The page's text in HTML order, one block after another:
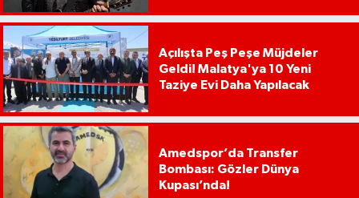
Açılışta Peş Peşe Müjdeler
Geldi! Malatya'ya 10 Yeni
Taziye Evi Daha Yapılacak
Amedspor’da Transfer
Bombası: Gözler Dünya
Kupası’nda!